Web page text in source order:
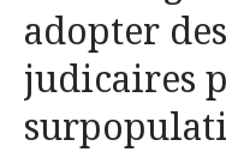
adopter
judicaires